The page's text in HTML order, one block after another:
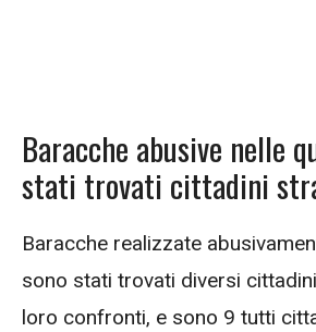
Baracche abusive nelle
stati trovati cittadini
Baracche realizzate
sono stati trovati diversi
loro confronti, e sono 9 tutti